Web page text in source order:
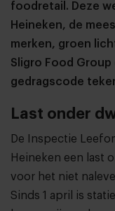
foodretail. Deze
Heineken, de
merken, groen
Sligro Food
gedragscode
Last onder
De Inspectie
Heineken een last
voor het niet
Sinds 1 april is